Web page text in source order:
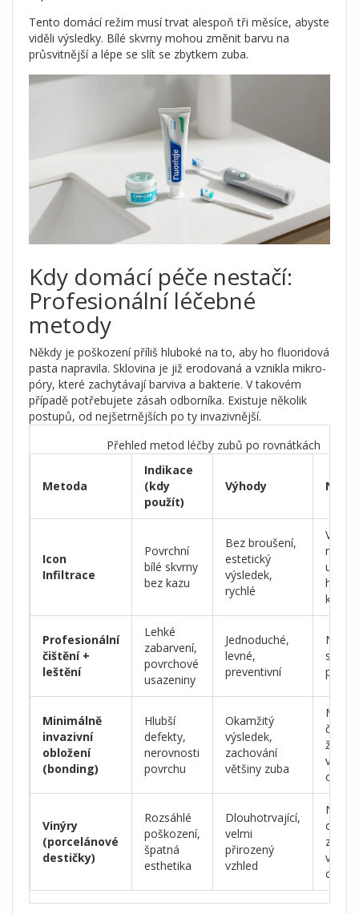
Tento domácí režim musí trvat alespoň tři měsíce, abyste
viděli výsledky. Bílé skvrny mohou změnit barvu na
průsvitnější a lépe se slít se zbytkem zuba.
Kdy domácí péče nestačí:
Profesionální léčebné
metody
Někdy je poškození příliš hluboké na to, aby ho fluoridová
pasta napravila. Sklovina je již erodovaná a vznikla mikro-
póry, které zachytávají barviva a bakterie. V takovém
případě potřebujete zásah odborníka. Existuje několik
postupů, od nejšetrnějších po ty invazivnější.
Přehled metod léčby zubů po rovnátkách
Metoda
Indikace
(kdy
použít)
Výhody
Icon
Infiltrace
Povrchní
bílé skvrny
bez kazu
Bez broušení,
estetický
výsledek,
rychlé
Vyšší
u
kazů
Profesionální
čištění +
leštění
Lehké
zabarvení,
povrchové
usazeniny
Jednoduché,
levné,
preventivní
Minimálně
invazivní
obložení
(bonding)
Hlubší
defekty,
nerovnosti
povrchu
Okamžitý
výsledek,
zachování
většiny zuba
Může
časem
Vinýry
(porcelánové
destičky)
Rozsáhlé
poškození,
špatná
esthetika
Dlouhotrvající,
velmi
přirozený
vzhled
Nutné
zuba,
cena